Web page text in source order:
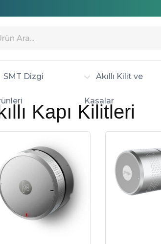
SMT Dizgi Akıllı Kilit ve
Kasalar
Kapı Kilitleri